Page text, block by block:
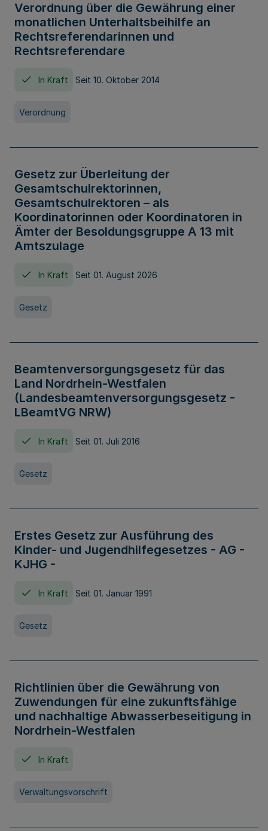
Verordnung über die Gewährung einer
monatlichen Unterhaltsbeihilfe an
Rechtsreferendarinnen und
Rechtsreferendare
In Kraft Seit 10. Oktober 2014
Verordnung
Gesetz zur Überleitung der
Gesamtschulrektorinnen,
Gesamtschulrektoren – als
Koordinatorinnen oder Koordinatoren in
Ämter der Besoldungsgruppe A 13 mit
Amtszulage
In Kraft Seit 01. August 2026
Gesetz
Beamtenversorgungsgesetz für das
Land Nordrhein-Westfalen
(Landesbeamtenversorgungsgesetz -
LBeamtVG NRW)
In Kraft Seit 01. Juli 2016
Gesetz
Erstes Gesetz zur Ausführung des
Kinder- und Jugendhilfegesetzes - AG -
KJHG -
In Kraft Seit 01. Januar 1991
Gesetz
Richtlinien über die Gewährung von
Zuwendungen für eine zukunftsfähige
und nachhaltige Abwasserbeseitigung in
Nordrhein-Westfalen
In Kraft
Verwaltungsvorschrift